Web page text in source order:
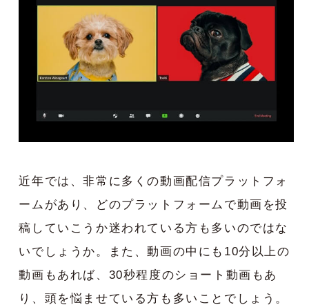
近年では、非常に多くの動画配信プラットフォ
ームがあり、どのプラットフォームで動画を投
稿していこうか迷われている方も多いのではな
いでしょうか。また、動画の中にも10分以上の
動画もあれば、30秒程度のショート動画もあ
り、頭を悩ませている方も多いことでしょう。